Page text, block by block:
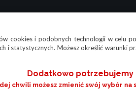
cookies i podobnych technologii w celu
i statystycznych. Możesz określić warunki
Dodatkowo potrzebujemy
chwili możesz zmienić swój wybór na